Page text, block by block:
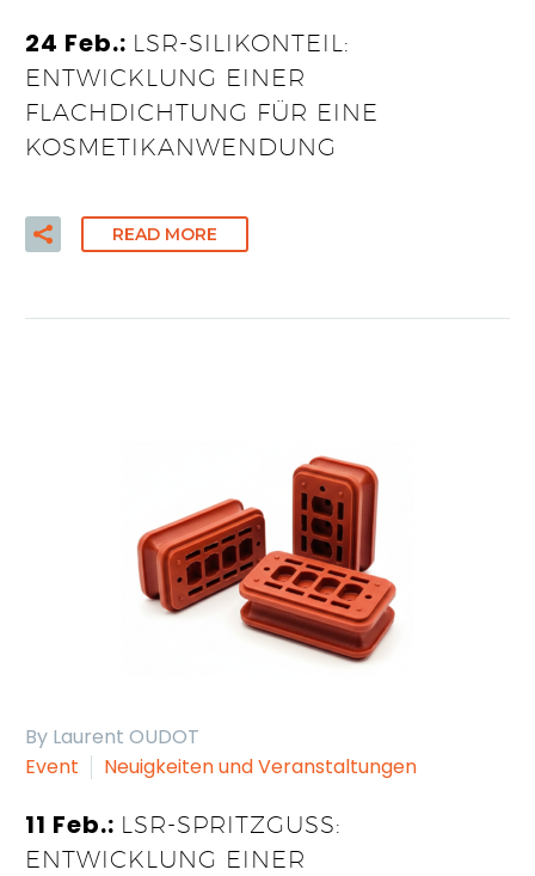
24 Feb.: LSR-SILIKONTEIL:
ENTWICKLUNG EINER
FLACHDICHTUNG FÜR EINE
KOSMETIKANWENDUNG
READ MORE
By Laurent OUDOT
Event
Neuigkeiten und Veranstaltungen
11 Feb.: LSR-SPRITZGUSS:
ENTWICKLUNG EINER